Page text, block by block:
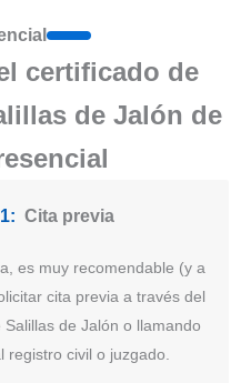
certificado de
de Jalón de
Cita previa
es muy recomendable (y a
cita previa a través del
de Jalón o llamando
registro civil o juzgado.